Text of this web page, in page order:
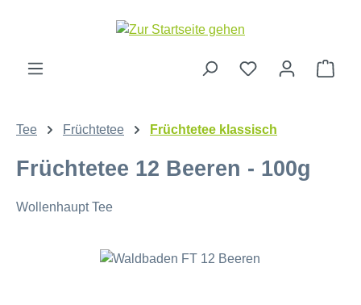
Zum Hauptinhalt springen
Tee Früchtetee Früchtetee klassisch
Früchtetee 12 Beeren - 100g
Wollenhaupt Tee
Bildergalerie überspringen